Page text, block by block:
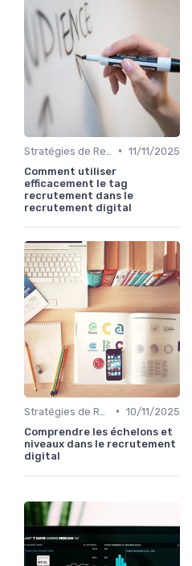
• 11/11/2025
Comment utiliser
efficacement le tag
recrutement dans le
recrutement digital
• 10/11/2025
Comprendre les échelons et
niveaux dans le recrutement
digital